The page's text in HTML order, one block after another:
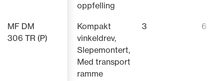
oppfelling
Kompakt
vinkeldrev,
Slepemontert,
Med transport
ramme
3 6
MF DM
306 TR (P)